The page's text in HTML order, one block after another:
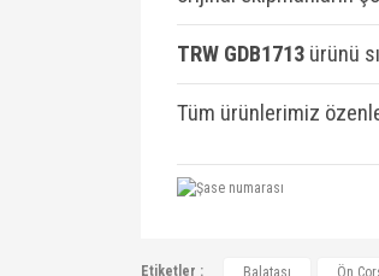
TRW GDB1713 ürünü
Tüm ürünlerimiz
Etiketler : Balatası Ön